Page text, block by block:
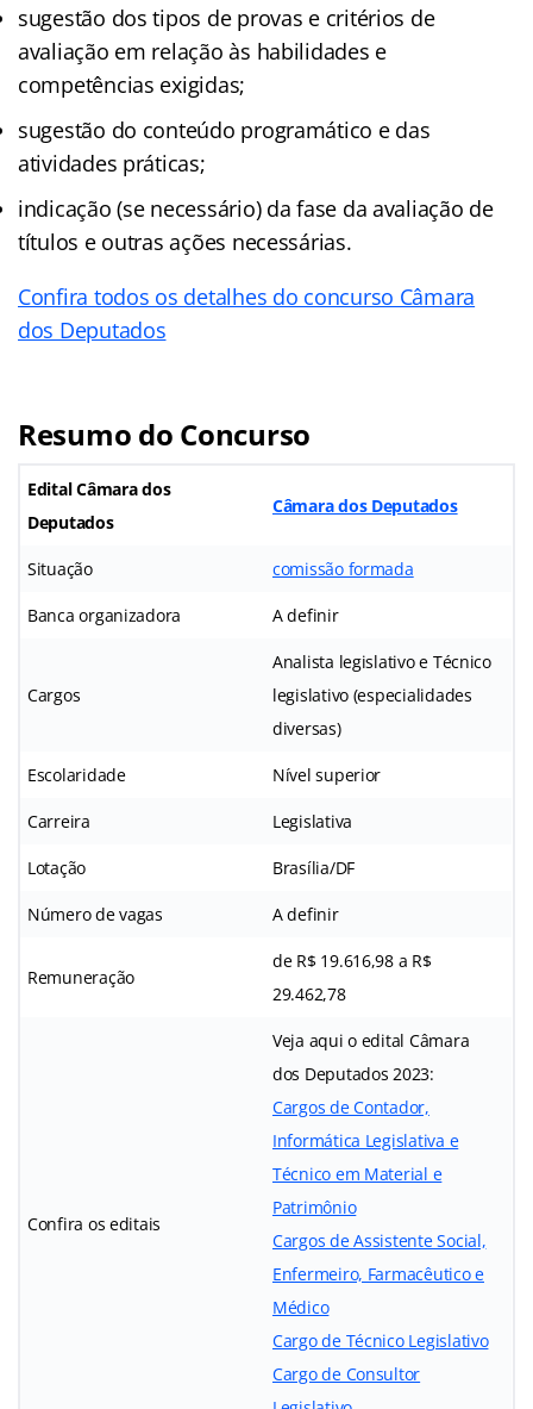
sugestão dos tipos de provas e critérios de
avaliação em relação às habilidades e
competências exigidas;
sugestão do conteúdo programático e das
atividades práticas;
indicação (se necessário) da fase da avaliação de
títulos e outras ações necessárias.
Confira todos os detalhes do concurso Câmara
dos Deputados
Resumo do Concurso
Edital Câmara dos
Deputados
Câmara dos Deputados
Situação comissão formada
Banca organizadora A definir
Cargos
Analista legislativo e Técnico
legislativo (especialidades
diversas)
Escolaridade Nível superior
Carreira Legislativa
Lotação Brasília/DF
Número de vagas A definir
Remuneração
de R$ 19.616,98 a R$
29.462,78
Confira os editais
Veja aqui o edital Câmara
dos Deputados 2023:
Cargos de Contador,
Informática Legislativa e
Técnico em Material e
Patrimônio
Cargos de Assistente Social,
Enfermeiro, Farmacêutico e
Médico
Cargo de Técnico Legislativo
Cargo de Consultor